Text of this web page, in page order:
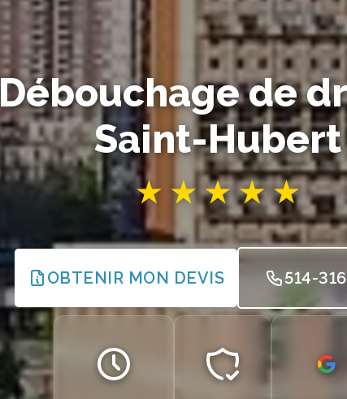
Débouchage de
Saint-Hubert
OBTENIR MON DEVIS 514-